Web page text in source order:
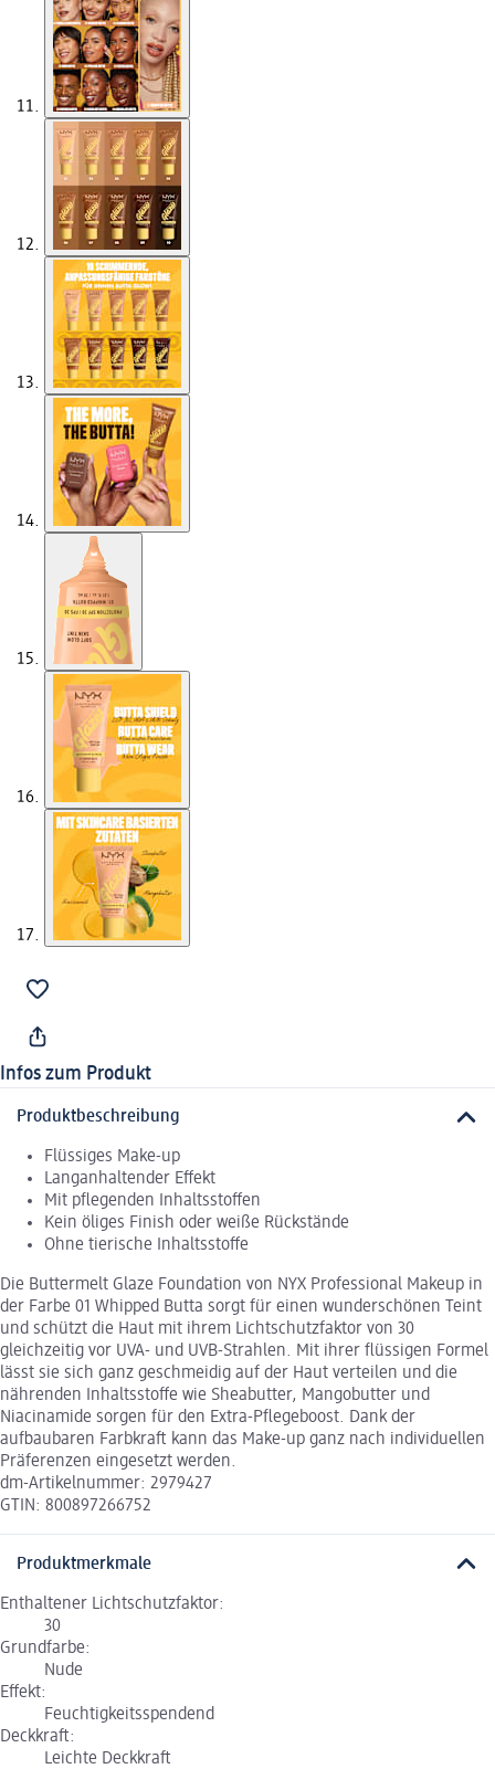
Infos zum Produkt
Produktbeschreibung
Flüssiges Make-up
Langanhaltender Effekt
Mit pflegenden Inhaltsstoffen
Kein öliges Finish oder weiße Rückstände
Ohne tierische Inhaltsstoffe
Die Buttermelt Glaze Foundation von NYX Professional Makeup in
der Farbe 01 Whipped Butta sorgt für einen wunderschönen Teint
und schützt die Haut mit ihrem Lichtschutzfaktor von 30
gleichzeitig vor UVA- und UVB-Strahlen. Mit ihrer flüssigen Formel
lässt sie sich ganz geschmeidig auf der Haut verteilen und die
nährenden Inhaltsstoffe wie Sheabutter, Mangobutter und
Niacinamide sorgen für den Extra-Pflegeboost. Dank der
aufbaubaren Farbkraft kann das Make-up ganz nach individuellen
Präferenzen eingesetzt werden.
dm-Artikelnummer: 2979427
GTIN: 800897266752
Produktmerkmale
Enthaltener Lichtschutzfaktor:
30
Grundfarbe:
Nude
Effekt:
Feuchtigkeitsspendend
Deckkraft:
Leichte Deckkraft